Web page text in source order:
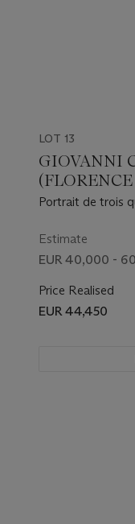
LOT 13
GIOVANNI
(FLORENCE
1579
Portrait de trois
Estimate
EUR 40,000 -
Price Realised
EUR 44,450